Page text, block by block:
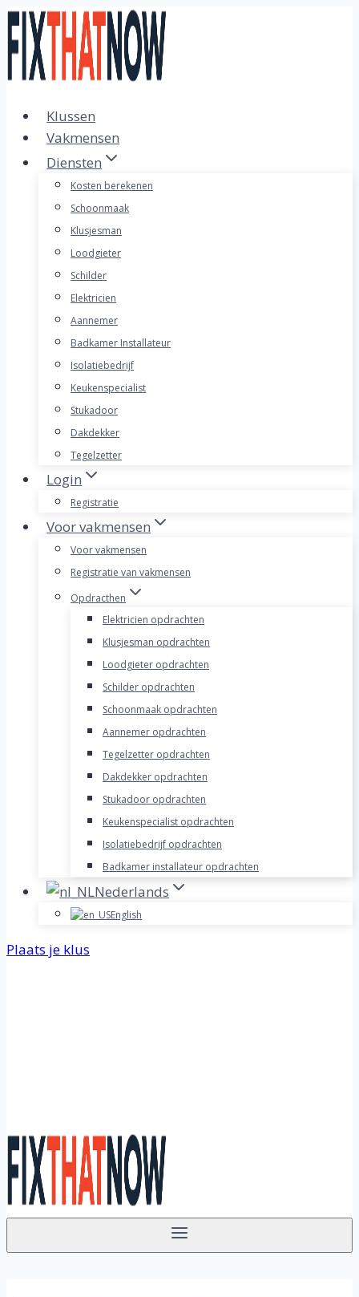
Doorgaan
naar
inhoud
Klussen
Vakmensen
Diensten
Kosten berekenen
Schoonmaak
Klusjesman
Loodgieter
Schilder
Elektricien
Aannemer
Badkamer Installateur
Isolatiebedrijf
Keukenspecialist
Stukadoor
Dakdekker
Tegelzetter
Login
Registratie
Voor vakmensen
Voor vakmensen
Registratie van vakmensen
Opdracthen
Elektricien opdrachten
Klusjesman opdrachten
Loodgieter opdrachten
Schilder opdrachten
Schoonmaak opdrachten
Aannemer opdrachten
Tegelzetter opdrachten
Dakdekker opdrachten
Stukadoor opdrachten
Keukenspecialist opdrachten
Isolatiebedrijf opdrachten
Badkamer installateur opdrachten
Nederlands
English
Plaats je klus